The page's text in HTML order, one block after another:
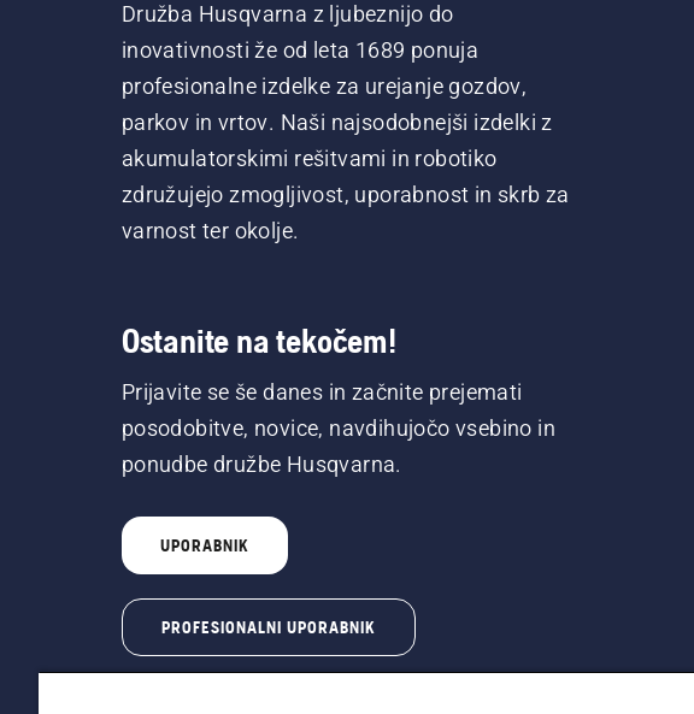
Družba Husqvarna z ljubeznijo do
inovativnosti že od leta 1689 ponuja
profesionalne izdelke za urejanje gozdov,
parkov in vrtov. Naši najsodobnejši izdelki z
akumulatorskimi rešitvami in robotiko
združujejo zmogljivost, uporabnost in skrb za
varnost ter okolje.
Ostanite na tekočem!
Prijavite se še danes in začnite prejemati
posodobitve, novice, navdihujočo vsebino in
ponudbe družbe Husqvarna.
UPORABNIK
PROFESIONALNI UPORABNIK